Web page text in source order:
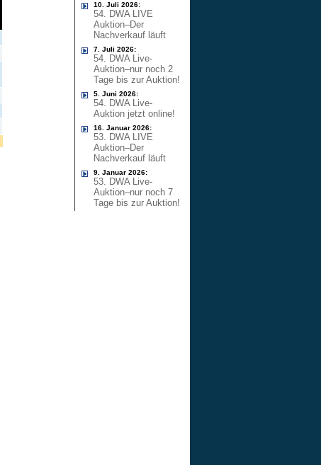
10. Juli 2026:
54. DWA LIVE
Auktion–Der
Nachverkauf läuft
7. Juli 2026:
54. DWA Live-
Auktion–nur noch 2
Tage bis zur Auktion!
5. Juni 2026:
54. DWA Live-
Auktion jetzt online!
16. Januar 2026:
53. DWA LIVE
Auktion–Der
Nachverkauf läuft
9. Januar 2026:
53. DWA Live-
Auktion–nur noch 7
Tage bis zur Auktion!